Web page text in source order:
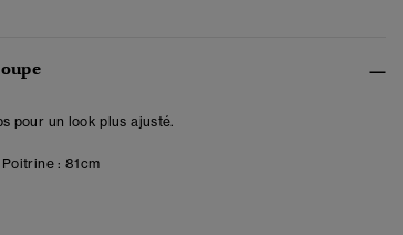
pour un look plus ajusté.
: 81cm